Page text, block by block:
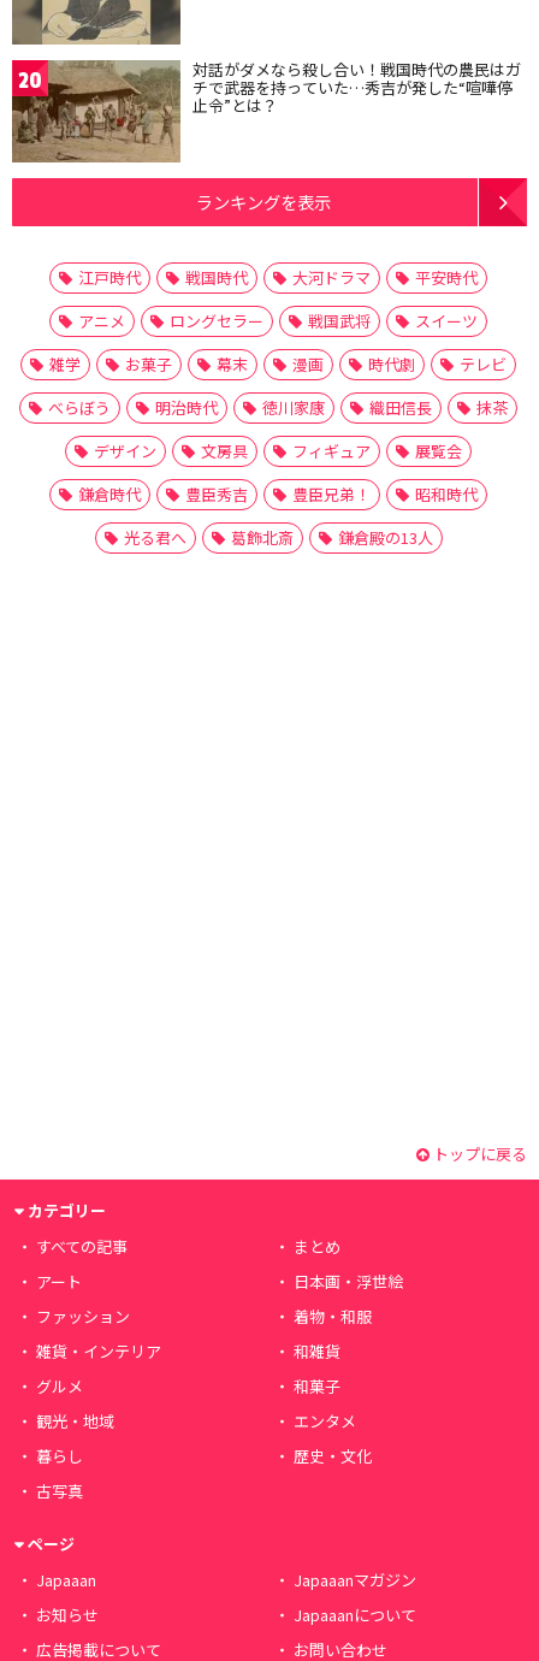
20 対話がダメなら殺し合い！戦国時代の農民はガ
チで武器を持っていた…秀吉が発した“喧嘩停
止令”とは？
ランキングを表示
江戸時代 戦国時代 大河ドラマ
平安時代
アニメ
ロングセラー 戦国武将
スイーツ
雑学
お菓子 幕末 漫画 時代劇
テレビ
べらぼう
明治時代 徳川家康 織田信長
抹茶
デザイン
文房具 フィギュア
展覧会
鎌倉時代
豊臣秀吉 豊臣兄弟！
昭和時代
光る君へ
葛飾北斎 鎌倉殿の13人
トップに戻る
カテゴリー
すべての記事
まとめ
アート
日本画・浮世絵
ファッション
着物・和服
雑貨・インテリア
和雑貨
グルメ
和菓子
観光・地域
エンタメ
暮らし
歴史・文化
古写真
ページ
Japaaan
Japaaanマガジン
お知らせ
Japaaanについて
広告掲載について
お問い合わせ